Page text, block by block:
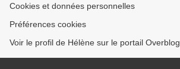
Cookies et données personnelles
Préférences cookies
Voir le profil de Hélène sur le portail Overblog